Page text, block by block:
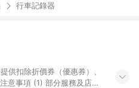
行車記錄器